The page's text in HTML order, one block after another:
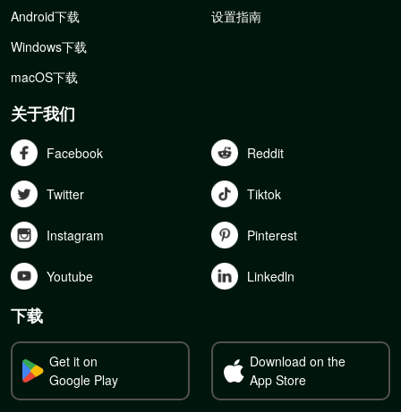
Android下载
Windows下载
macOS下载
设置指南
关于我们
Facebook Reddit
Twitter Tiktok
Instagram Pinterest
Youtube Linkedln
下载
Get it on
Google Play
Download on the
App Store